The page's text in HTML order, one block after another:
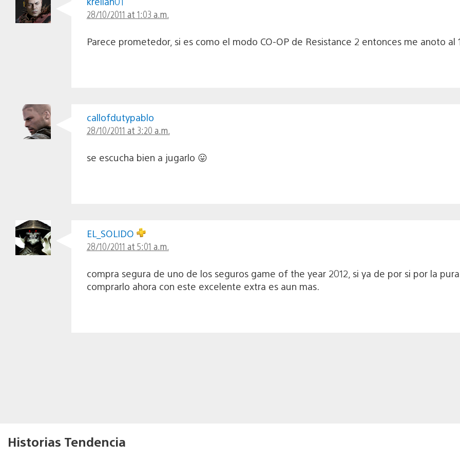
28/10/2011 at 1:03 a.m.
Parece prometedor, si es como el modo CO-OP de Resistance 2 entonces me anoto al
callofdutypablo
28/10/2011 at 3:20 a.m.
se escucha bien a jugarlo 😛
EL_SOLIDO
28/10/2011 at 5:01 a.m.
compra segura de uno de los seguros game of the year 2012, si ya de por si por la
comprarlo ahora con este excelente extra es aun mas.
Historias Tendencia